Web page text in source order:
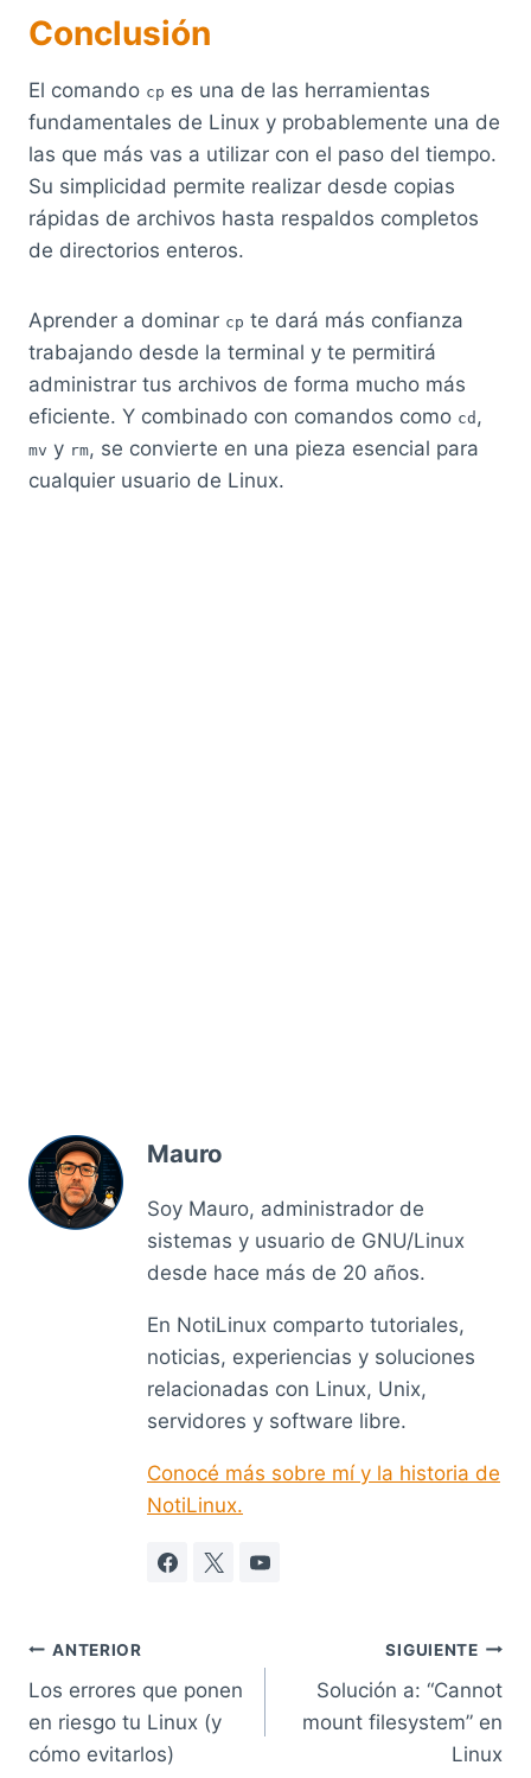
Conclusión
El comando cp es una de las herramientas
fundamentales de Linux y probablemente una de
las que más vas a utilizar con el paso del tiempo.
Su simplicidad permite realizar desde copias
rápidas de archivos hasta respaldos completos
de directorios enteros.
Aprender a dominar cp te dará más confianza
trabajando desde la terminal y te permitirá
administrar tus archivos de forma mucho más
eficiente. Y combinado con comandos como cd ,
mv y rm, se convierte en una pieza esencial para
cualquier usuario de Linux.
Mauro
Soy Mauro, administrador de
sistemas y usuario de GNU/Linux
desde hace más de 20 años.
En NotiLinux comparto tutoriales,
noticias, experiencias y soluciones
relacionadas con Linux, Unix,
servidores y software libre.
Conocé más sobre mí y la historia de
NotiLinux.
Navegación
de
entradas
ANTERIOR
Los errores que ponen
en riesgo tu Linux (y
cómo evitarlos)
SIGUIENTE
Solución a: “Cannot
mount filesystem” en
Linux